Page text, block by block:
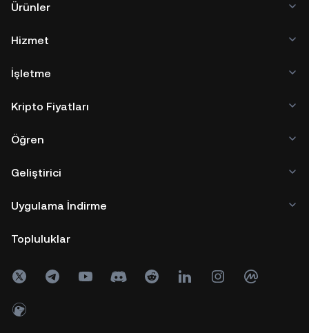
Ürünler
Hizmet
İşletme
Kripto Fiyatları
Öğren
Geliştirici
Uygulama İndirme
Topluluklar